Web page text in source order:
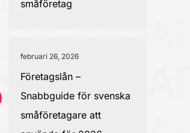
småföretag
februari 26, 2026
Företagslån –
Snabbguide för svenska
småföretagare att